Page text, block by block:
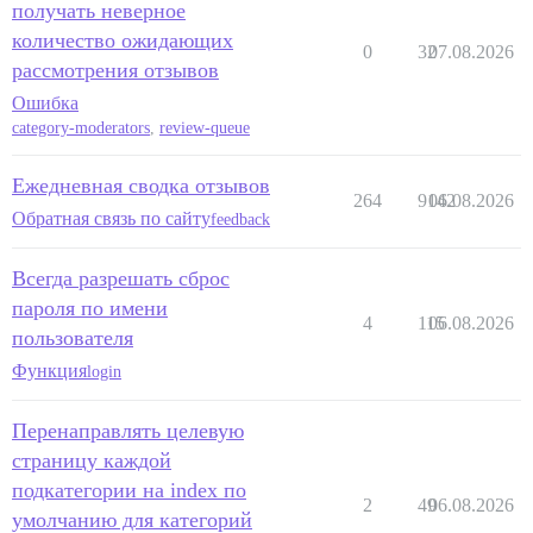
получать неверное
количество ожидающих
рассмотрения отзывов
Ошибка
category-moderators, review-queue
0 3207.08.2026
Ежедневная сводка отзывов
Обратная связь по сайтуfeedback
264 9142
06.08.2026
Всегда разрешать сброс
пароля по имени
пользователя
Функцияlogin
4 115
06.08.2026
Перенаправлять целевую
страницу каждой
подкатегории на index по
умолчанию для категорий
2 4906.08.2026